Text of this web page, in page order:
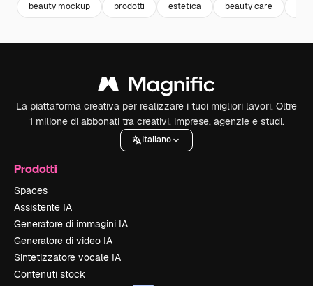
beauty mockup prodotti estetica beauty care
La piattaforma creativa per realizzare i tuoi migliori lavori. Oltre
1 milione di abbonati tra creativi, imprese, agenzie e studi.
Italiano
Prodotti
Spaces
Assistente IA
Generatore di immagini IA
Generatore di video IA
Sintetizzatore vocale IA
Contenuti stock